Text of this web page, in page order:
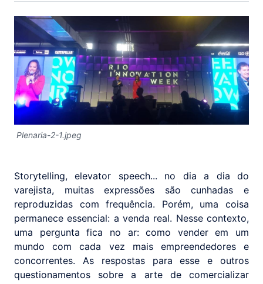
Plenaria-2-1.jpeg
Storytelling, elevator speech... no dia a dia do
varejista, muitas expressões são cunhadas e
reproduzidas com frequência. Porém, uma coisa
permanece essencial: a venda real. Nesse contexto,
uma pergunta fica no ar: como vender em um
mundo com cada vez mais empreendedores e
concorrentes. As respostas para esse e outros
questionamentos sobre a arte de comercializar